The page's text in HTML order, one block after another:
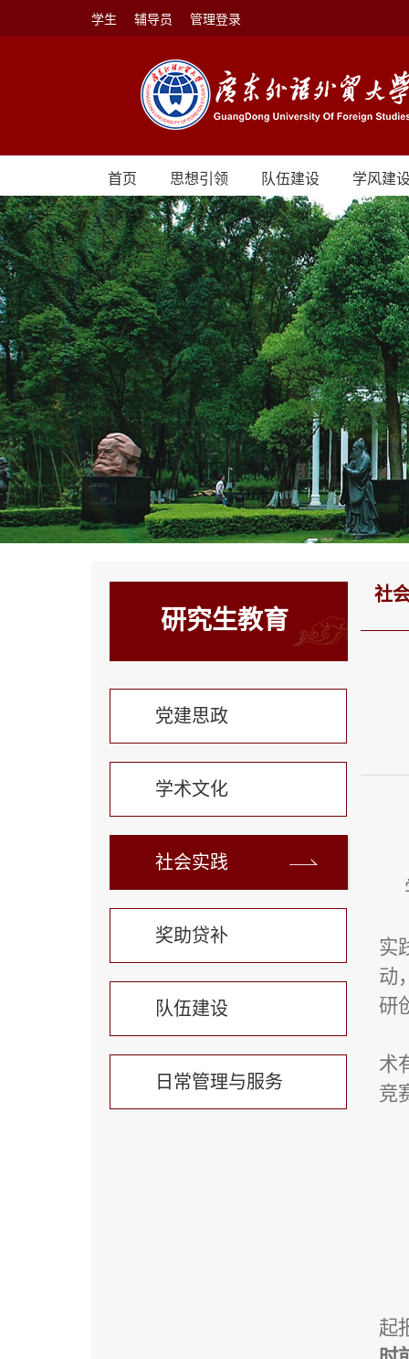
学生 辅导员 管理登录
首页 思想引领 队伍建设 学风建
研究生教育
党建思政
学术文化
社会实践
奖助贷补
队伍建设
日常管理与服务
社
实
动
研
术
竞
起